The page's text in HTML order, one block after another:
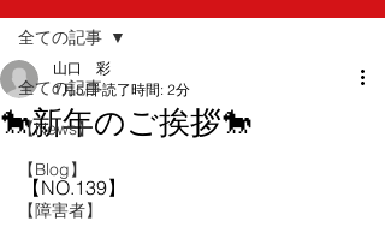
全ての記事
【News】
【Blog】
【障害者】
全ての記事
🐎新年のご挨拶🐎
山口 彩
1月5日 読了時間: 2分
【NO.139】